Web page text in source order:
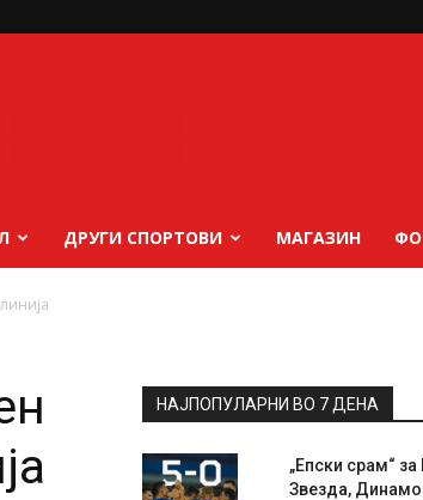
ДРУГИ СПОРТОВИ МАГАЗИН
НАЈПОПУЛАРНИ ВО 7 ДЕНА
„Епски срам“
Звезда, Динамо